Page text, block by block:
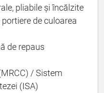
pliabile și încălzite
de culoarea
de repaus
/ Sistem
(ISA)